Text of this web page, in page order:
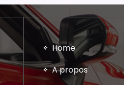
Home
A propos